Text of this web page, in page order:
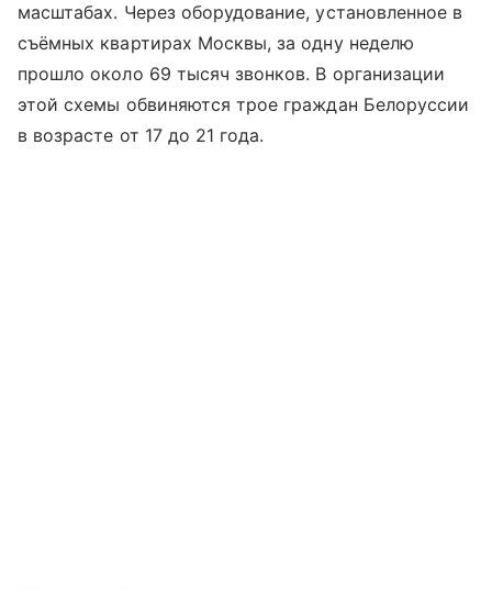
масштабах. Через оборудование, установленное в
съёмных квартирах Москвы, за одну неделю
прошло около 69 тысяч звонков. В организации
этой схемы обвиняются трое граждан Белоруссии
в возрасте от 17 до 21 года.